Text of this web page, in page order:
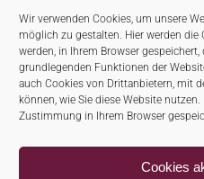
Wir verwenden Cookies, um unsere
möglich zu gestalten. Hier werden die
werden, in Ihrem Browser
grundlegenden Funktionen der
auch Cookies von Drittanbietern, mit
können, wie Sie diese Website
Zustimmung in Ihrem Browser
Cookies
KONTAKTLINSEN-
Hier finden Sie bald